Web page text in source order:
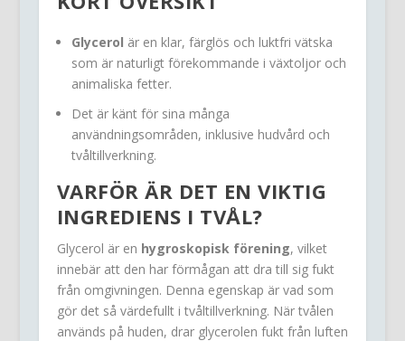
Glycerol är en klar, färglös och luktfri vätska
som är naturligt förekommande i växtoljor och
animaliska fetter.
Det är känt för sina många
användningsområden, inklusive hudvård och
tvåltillverkning.
VARFÖR ÄR DET EN VIKTIG
INGREDIENS I TVÅL?
Glycerol är en hygroskopisk förening, vilket
innebär att den har förmågan att dra till sig fukt
från omgivningen. Denna egenskap är vad som
gör det så värdefullt i tvåltillverkning. När tvålen
används på huden, drar glycerolen fukt från luften